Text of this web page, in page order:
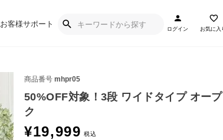
お客様サポート
ログイン お気に入
商品番号 mhpr05
50%OFF対象！3段 ワイドタイプ オー
ク
¥19,999